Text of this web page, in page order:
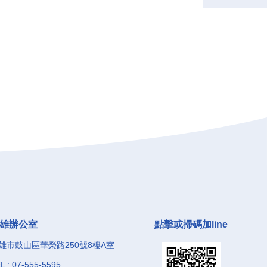
辦公室
市鼓山區華榮路250號8樓A室
: 07-555-5595
點擊或掃碼加line